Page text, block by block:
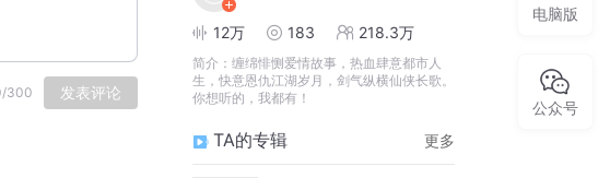
/300 发表评论
12万 183 218.3万
简介： 缠绵悱恻爱情故事，热血肆意都市人
生，快意恩仇江湖岁月，剑气纵横仙侠长歌。
你想听的，我都有！
TA的专辑 更多
电脑版
公众号